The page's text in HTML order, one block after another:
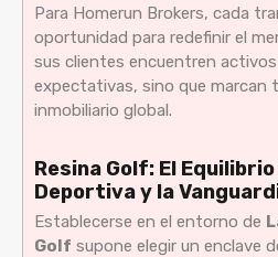
Para Homerun Brokers, cada
oportunidad para redefinir el
sus clientes encuentren
expectativas, sino que marcan
inmobiliario global.
Resina Golf: El
Deportiva y la
Establecerse en el entorno de
Golf supone elegir un enclave